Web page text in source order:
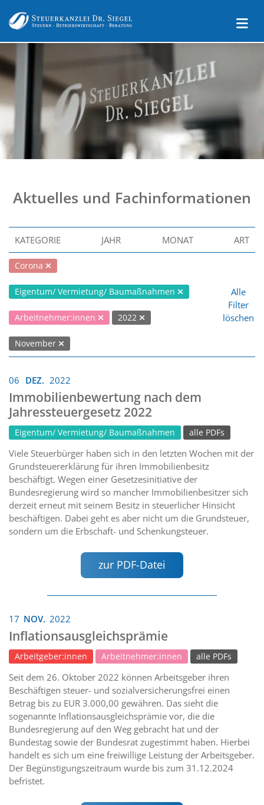
Aktuelles und Fachinformationen
KATEGORIE JAHR MONAT ART
Corona
Eigentum/ Vermietung/ Baumaßnahmen
Arbeitnehmer:innen 2022
November
Alle
Filter
löschen
06 DEZ. 2022
Immobilienbewertung nach dem
Jahressteuergesetz 2022
Eigentum/ Vermietung/ Baumaßnahmen alle PDFs
Viele Steuerbürger haben sich in den letzten Wochen mit der
Grundsteuererklärung für ihren Immobilienbesitz
beschäftigt. Wegen einer Gesetzesinitiative der
Bundesregierung wird so mancher Immobilienbesitzer sich
derzeit erneut mit seinem Besitz in steuerlicher Hinsicht
beschäftigen. Dabei geht es aber nicht um die Grundsteuer,
sondern um die Erbschaft- und Schenkungsteuer.
zur PDF-Datei
17 NOV. 2022
Inflationsausgleichsprämie
Arbeitgeber:innen Arbeitnehmer:innen alle PDFs
Seit dem 26. Oktober 2022 können Arbeitsgeber ihren
Beschäftigen steuer- und sozialversicherungsfrei einen
Betrag bis zu EUR 3.000,00 gewähren. Das sieht die
sogenannte Inflationsausgleichsprämie vor, die die
Bundesregierung auf den Weg gebracht hat und der
Bundestag sowie der Bundesrat zugestimmt haben. Hierbei
handelt es sich um eine freiwillige Leistung der Arbeitsgeber.
Der Begünstigungszeitraum wurde bis zum 31.12.2024
befristet.